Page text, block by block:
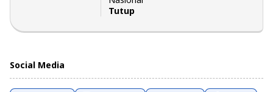
Tutup
Social Media